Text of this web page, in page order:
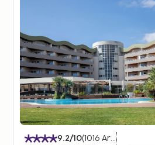
9.2/10(1016 Arvostelut